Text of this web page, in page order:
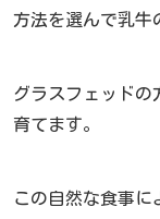
方法を選んで乳牛
グラスフェッドの
育てます。
この自然な食事に